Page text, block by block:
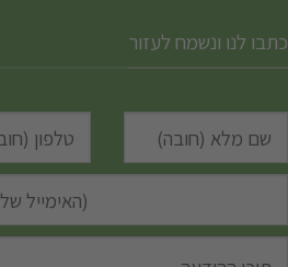
כתבו לנו ונשמח לעזור